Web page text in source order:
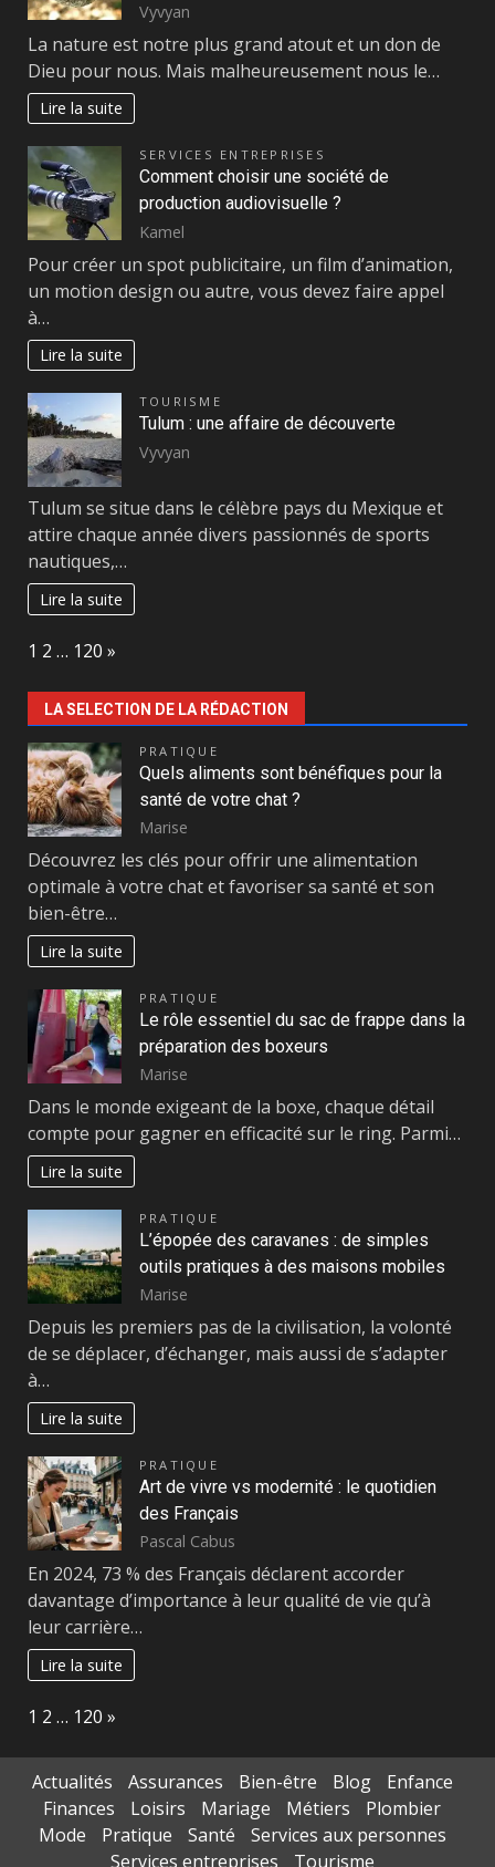
Vyvyan
La nature est notre plus grand atout et un don de
Dieu pour nous. Mais malheureusement nous le…
Lire la suite
SERVICES ENTREPRISES
Comment choisir une société de
production audiovisuelle ?
Kamel
Pour créer un spot publicitaire, un film d’animation,
un motion design ou autre, vous devez faire appel
à…
Lire la suite
TOURISME
Tulum : une affaire de découverte
Vyvyan
Tulum se situe dans le célèbre pays du Mexique et
attire chaque année divers passionnés de sports
nautiques,…
Lire la suite
Page:
1 2 … 120 Next
»
LA SELECTION DE LA RÉDACTION
PRATIQUE
Quels aliments sont bénéfiques pour la
santé de votre chat ?
Marise
Découvrez les clés pour offrir une alimentation
optimale à votre chat et favoriser sa santé et son
bien-être…
Lire la suite
PRATIQUE
Le rôle essentiel du sac de frappe dans la
préparation des boxeurs
Marise
Dans le monde exigeant de la boxe, chaque détail
compte pour gagner en efficacité sur le ring. Parmi…
Lire la suite
PRATIQUE
L’épopée des caravanes : de simples
outils pratiques à des maisons mobiles
Marise
Depuis les premiers pas de la civilisation, la volonté
de se déplacer, d’échanger, mais aussi de s’adapter
à…
Lire la suite
PRATIQUE
Art de vivre vs modernité : le quotidien
des Français
Pascal Cabus
En 2024, 73 % des Français déclarent accorder
davantage d’importance à leur qualité de vie qu’à
leur carrière…
Lire la suite
Page:
1 2 … 120 Next
»
Actualités Assurances Bien-être Blog
Enfance
Finances
Loisirs Mariage Métiers
Plombier
Mode
Pratique Santé
Services aux personnes
Services entreprises
Tourisme